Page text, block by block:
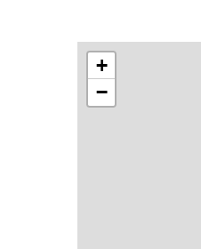
+
−